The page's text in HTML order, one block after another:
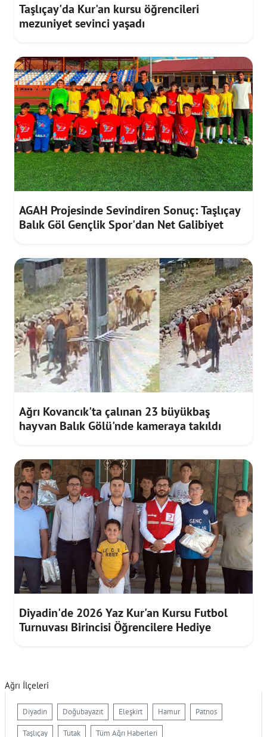
Taşlıçay'da Kur'an kursu öğrencileri
mezuniyet sevinci yaşadı
AGAH Projesinde Sevindiren Sonuç: Taşlıçay
Balık Göl Gençlik Spor'dan Net Galibiyet
Ağrı Kovancık'ta çalınan 23 büyükbaş
hayvan Balık Gölü'nde kameraya takıldı
Diyadin'de 2026 Yaz Kur'an Kursu Futbol
Turnuvası Birincisi Öğrencilere Hediye
Ağrı İlçeleri
Diyadin Doğubayazıt Eleşkirt Hamur Patnos
Taşlıçay Tutak Tüm Ağrı Haberleri